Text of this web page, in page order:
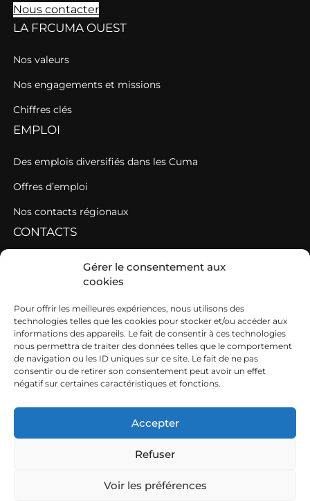
Gérer le consentement aux
cookies
Pour offrir les meilleures expériences, nous utilisons des
technologies telles que les cookies pour stocker et/ou accéder aux
informations des appareils. Le fait de consentir à ces technologies
nous permettra de traiter des données telles que le comportement
de navigation ou les ID uniques sur ce site. Le fait de ne pas
consentir ou de retirer son consentement peut avoir un effet
négatif sur certaines caractéristiques et fonctions.
Accepter
Refuser
Voir les préférences
Nous contacter
LA FRCUMA OUEST
Nos valeurs
Nos engagements et missions
Chiffres clés
EMPLOI
Des emplois diversifiés dans les Cuma
Offres d’emploi
Nos contacts régionaux
CONTACTS
Contacter une fédération
Contacter les AGC de l’Ouest
SIEGE
19b boulevard Nominoë
35740 PACÉ
02 99 54 63 15
FRCuma Ouest © 2026